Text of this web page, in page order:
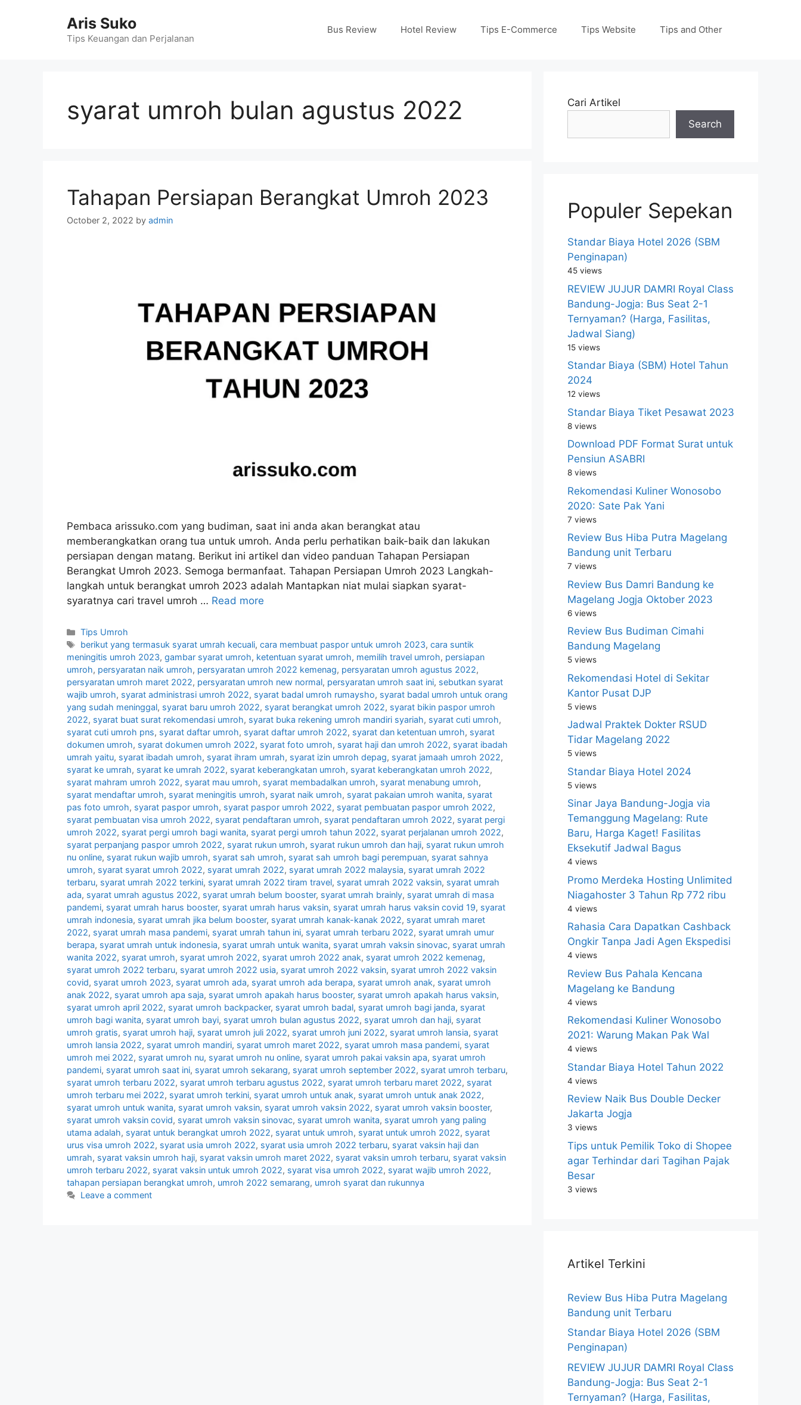
Aris Suko
Tips Keuangan dan Perjalanan
Bus Review Hotel Review Tips E-Commerce Tips Website Tips and Other
syarat umroh bulan agustus 2022
Tahapan Persiapan Berangkat Umroh 2023
October 2, 2022 by admin
Pembaca arissuko.com yang budiman, saat ini anda akan berangkat atau
memberangkatkan orang tua untuk umroh. Anda perlu perhatikan baik-baik dan lakukan
persiapan dengan matang. Berikut ini artikel dan video panduan Tahapan Persiapan
Berangkat Umroh 2023. Semoga bermanfaat. Tahapan Persiapan Umroh 2023 Langkah-
langkah untuk berangkat umroh 2023 adalah Mantapkan niat mulai siapkan syarat-
syaratnya cari travel umroh … Read more
Categories
Tips Umroh
Tags
berikut yang termasuk syarat umrah kecuali,cara membuat paspor untuk umroh 2023,cara suntik
meningitis umroh 2023, gambar syarat umroh, ketentuan syarat umroh, memilih travel umroh, persiapan
umroh, persyaratan naik umroh, persyaratan umroh 2022 kemenag, persyaratan umroh agustus 2022,
persyaratan umroh maret 2022, persyaratan umroh new normal, persyaratan umroh saat ini, sebutkan syarat
wajib umroh, syarat administrasi umroh 2022, syarat badal umroh rumaysho, syarat badal umroh untuk orang
yang sudah meninggal, syarat baru umroh 2022, syarat berangkat umroh 2022, syarat bikin paspor umroh
2022, syarat buat surat rekomendasi umroh, syarat buka rekening umroh mandiri syariah, syarat cuti umroh,
syarat cuti umroh pns, syarat daftar umroh, syarat daftar umroh 2022, syarat dan ketentuan umroh, syarat
dokumen umroh, syarat dokumen umroh 2022, syarat foto umroh, syarat haji dan umroh 2022, syarat ibadah
umrah yaitu, syarat ibadah umroh, syarat ihram umrah, syarat izin umroh depag, syarat jamaah umroh 2022,
syarat ke umrah, syarat ke umrah 2022, syarat keberangkatan umroh, syarat keberangkatan umroh 2022,
syarat mahram umroh 2022, syarat mau umroh, syarat membadalkan umroh, syarat menabung umroh,
syarat mendaftar umroh, syarat meningitis umroh, syarat naik umroh, syarat pakaian umroh wanita, syarat
pas foto umroh, syarat paspor umroh, syarat paspor umroh 2022, syarat pembuatan paspor umroh 2022,
syarat pembuatan visa umroh 2022, syarat pendaftaran umroh, syarat pendaftaran umroh 2022, syarat pergi
umroh 2022, syarat pergi umroh bagi wanita, syarat pergi umroh tahun 2022, syarat perjalanan umroh 2022,
syarat perpanjang paspor umroh 2022, syarat rukun umroh, syarat rukun umroh dan haji, syarat rukun umroh
nu online, syarat rukun wajib umroh, syarat sah umroh, syarat sah umroh bagi perempuan, syarat sahnya
umroh, syarat syarat umroh 2022, syarat umrah 2022, syarat umrah 2022 malaysia, syarat umrah 2022
terbaru, syarat umrah 2022 terkini, syarat umrah 2022 tiram travel, syarat umrah 2022 vaksin, syarat umrah
ada, syarat umrah agustus 2022, syarat umrah belum booster, syarat umrah brainly, syarat umrah di masa
pandemi, syarat umrah harus booster, syarat umrah harus vaksin, syarat umrah harus vaksin covid 19, syarat
umrah indonesia, syarat umrah jika belum booster, syarat umrah kanak-kanak 2022, syarat umrah maret
2022, syarat umrah masa pandemi, syarat umrah tahun ini, syarat umrah terbaru 2022, syarat umrah umur
berapa, syarat umrah untuk indonesia, syarat umrah untuk wanita, syarat umrah vaksin sinovac, syarat umrah
wanita 2022, syarat umroh, syarat umroh 2022, syarat umroh 2022 anak, syarat umroh 2022 kemenag,
syarat umroh 2022 terbaru, syarat umroh 2022 usia, syarat umroh 2022 vaksin, syarat umroh 2022 vaksin
covid, syarat umroh 2023, syarat umroh ada, syarat umroh ada berapa, syarat umroh anak, syarat umroh
anak 2022, syarat umroh apa saja, syarat umroh apakah harus booster, syarat umroh apakah harus vaksin,
syarat umroh april 2022, syarat umroh backpacker, syarat umroh badal, syarat umroh bagi janda, syarat
umroh bagi wanita, syarat umroh bayi, syarat umroh bulan agustus 2022, syarat umroh dan haji, syarat
umroh gratis, syarat umroh haji, syarat umroh juli 2022, syarat umroh juni 2022, syarat umroh lansia, syarat
umroh lansia 2022, syarat umroh mandiri, syarat umroh maret 2022, syarat umroh masa pandemi, syarat
umroh mei 2022, syarat umroh nu, syarat umroh nu online, syarat umroh pakai vaksin apa, syarat umroh
pandemi, syarat umroh saat ini, syarat umroh sekarang, syarat umroh september 2022, syarat umroh terbaru,
syarat umroh terbaru 2022, syarat umroh terbaru agustus 2022, syarat umroh terbaru maret 2022, syarat
umroh terbaru mei 2022, syarat umroh terkini, syarat umroh untuk anak, syarat umroh untuk anak 2022,
syarat umroh untuk wanita, syarat umroh vaksin, syarat umroh vaksin 2022, syarat umroh vaksin booster,
syarat umroh vaksin covid, syarat umroh vaksin sinovac, syarat umroh wanita, syarat umroh yang paling
utama adalah, syarat untuk berangkat umroh 2022, syarat untuk umroh, syarat untuk umroh 2022, syarat
urus visa umroh 2022, syarat usia umroh 2022, syarat usia umroh 2022 terbaru, syarat vaksin haji dan
umrah, syarat vaksin umroh haji, syarat vaksin umroh maret 2022, syarat vaksin umroh terbaru, syarat vaksin
umroh terbaru 2022, syarat vaksin untuk umroh 2022, syarat visa umroh 2022, syarat wajib umroh 2022,
tahapan persiapan berangkat umroh, umroh 2022 semarang, umroh syarat dan rukunnya
Leave a comment
Cari Artikel
Search
Populer Sepekan
Standar Biaya Hotel 2026 (SBM
Penginapan)
45 views
REVIEW JUJUR DAMRI Royal Class
Bandung-Jogja: Bus Seat 2-1
Ternyaman? (Harga, Fasilitas,
Jadwal Siang)
15 views
Standar Biaya (SBM) Hotel Tahun
2024
12 views
Standar Biaya Tiket Pesawat 2023
8 views
Download PDF Format Surat untuk
Pensiun ASABRI
8 views
Rekomendasi Kuliner Wonosobo
2020: Sate Pak Yani
7 views
Review Bus Hiba Putra Magelang
Bandung unit Terbaru
7 views
Review Bus Damri Bandung ke
Magelang Jogja Oktober 2023
6 views
Review Bus Budiman Cimahi
Bandung Magelang
5 views
Rekomendasi Hotel di Sekitar
Kantor Pusat DJP
5 views
Jadwal Praktek Dokter RSUD
Tidar Magelang 2022
5 views
Standar Biaya Hotel 2024
5 views
Sinar Jaya Bandung-Jogja via
Temanggung Magelang: Rute
Baru, Harga Kaget! Fasilitas
Eksekutif Jadwal Bagus
4 views
Promo Merdeka Hosting Unlimited
Niagahoster 3 Tahun Rp 772 ribu
4 views
Rahasia Cara Dapatkan Cashback
Ongkir Tanpa Jadi Agen Ekspedisi
4 views
Review Bus Pahala Kencana
Magelang ke Bandung
4 views
Rekomendasi Kuliner Wonosobo
2021: Warung Makan Pak Wal
4 views
Standar Biaya Hotel Tahun 2022
4 views
Review Naik Bus Double Decker
Jakarta Jogja
3 views
Tips untuk Pemilik Toko di Shopee
agar Terhindar dari Tagihan Pajak
Besar
3 views
Artikel Terkini
Review Bus Hiba Putra Magelang
Bandung unit Terbaru
Standar Biaya Hotel 2026 (SBM
Penginapan)
REVIEW JUJUR DAMRI Royal Class
Bandung-Jogja: Bus Seat 2-1
Ternyaman? (Harga, Fasilitas,